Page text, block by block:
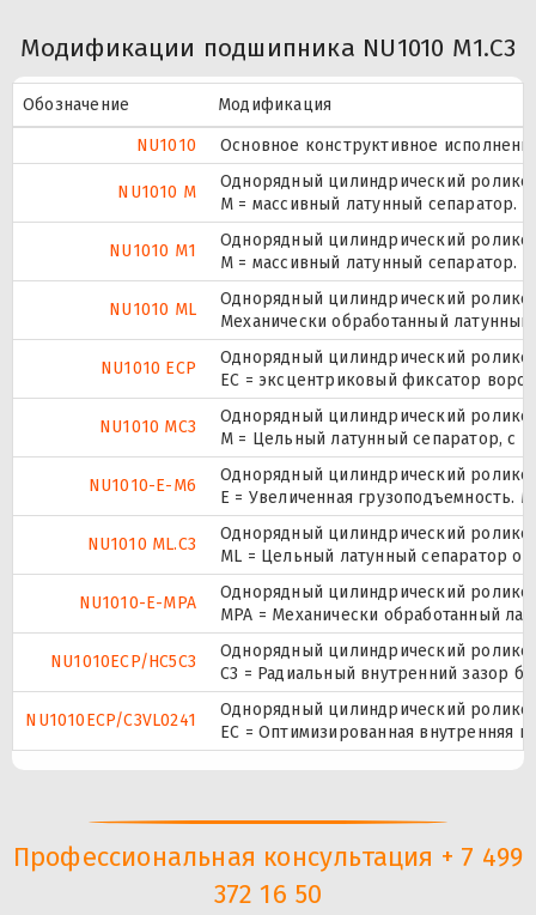
Модификации подшипника NU1010 M1.C3
Обозначение
Модификация
NU1010
Основное конструктивное
NU1010 M
Однорядный цилиндрический
M = массивный латунный сепаратор.
NU1010 M1
Однорядный цилиндрический
M = массивный латунный сепаратор.
NU1010 ML
Однорядный цилиндрический
Механически обработанный
NU1010 ECP
Однорядный цилиндрический
ЕС = эксцентриковый фиксатор
NU1010 MC3
Однорядный цилиндрический
M = Цельный латунный сепаратор, с
NU1010-E-M6
Однорядный цилиндрический
E = Увеличенная грузоподъемность.
NU1010 ML.C3
Однорядный цилиндрический
ML = Цельный латунный сепаратор
NU1010-E-MPA
Однорядный цилиндрический
MPA = Механически обработанный
NU1010ECP/HC5C3
Однорядный цилиндрический
C3 = Радиальный внутренний зазор
NU1010ECP/C3VL0241
Однорядный цилиндрический
EC = Оптимизированная
Профессиональная консультация + 7 499
372 16 50